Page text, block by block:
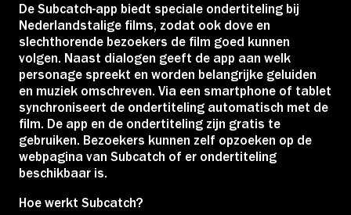
De Subcatch-app biedt speciale ondertiteling bij
Nederlandstalige films, zodat ook dove en
slechthorende bezoekers de film goed kunnen
volgen. Naast dialogen geeft de app aan welk
personage spreekt en worden belangrijke geluiden
en muziek omschreven. Via een smartphone of tablet
synchroniseert de ondertiteling automatisch met de
film. De app en de ondertiteling zijn gratis te
gebruiken. Bezoekers kunnen zelf opzoeken op de
webpagina van Subcatch of er ondertiteling
beschikbaar is.
Hoe werkt Subcatch?